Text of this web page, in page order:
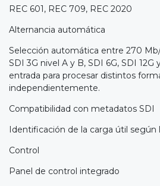
REC 601, REC 709, REC 2020
Alternancia automática
Selección automática entre 270 Mb/
SDI 3G nivel A y B, SDI 6G, SDI 12G
entrada para procesar distintos
independientemente.
Compatibilidad con metadatos SDI
Identificación de la carga útil según
Control
Panel de control integrado